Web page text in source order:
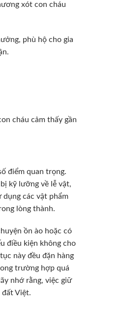
xót con cháu
phù hộ cho gia
cháu cảm thấy gần
điểm quan trọng.
kỹ lưỡng về lễ vật,
dụng các vật phẩm
lòng thành.
ồn ào hoặc có
điều kiện không cho
này đều đặn hàng
trường hợp quá
nhớ rằng, việc giữ
đất Việt.